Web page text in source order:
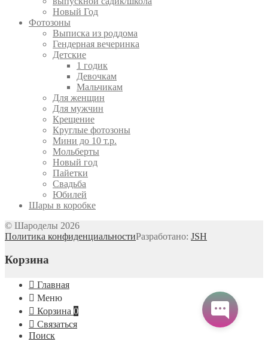
Новый Год
Фотозоны
Выписка из роддома
Гендерная вечеринка
Детские
1 годик
Девочкам
Мальчикам
Для женщин
Для мужчин
Крещение
Круглые фотозоны
Мини до 10 т.р.
Мольберты
Новый год
Пайетки
Свадьба
Юбилей
Шары в коробке
© Шароделы 2026
Политика конфиденциальностиРазработано: JSH
Корзина
Главная
Меню
Корзина 0
Связаться
Поиск